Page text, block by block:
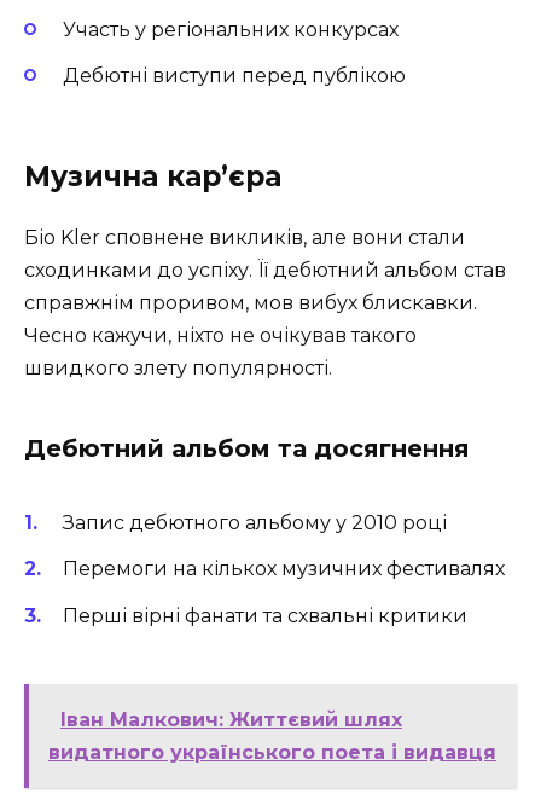
Участь у регіональних конкурсах
Дебютні виступи перед публікою
Музична кар’єра
Біо Kler сповнене викликів, але вони стали
сходинками до успіху. Її дебютний альбом став
справжнім проривом, мов вибух блискавки.
Чесно кажучи, ніхто не очікував такого
швидкого злету популярності.
Дебютний альбом та досягнення
Запис дебютного альбому у 2010 році
Перемоги на кількох музичних фестивалях
Перші вірні фанати та схвальні критики
Іван Малкович: Життєвий шлях
видатного українського поета і видавця